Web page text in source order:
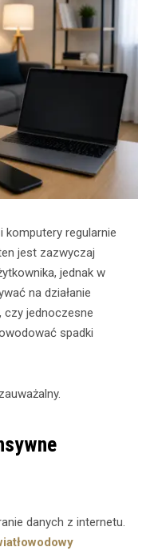
komputery regularnie
jest zazwyczaj
jednak w
na działanie
czy jednoczesne
spadki
danych z internetu.